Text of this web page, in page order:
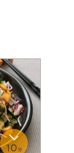
10分